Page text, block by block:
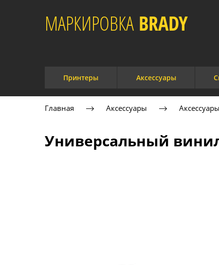
МАРКИРОВКА BRADY​
Принтеры Аксессуары
Главная Аксессуары
Универсальный винил